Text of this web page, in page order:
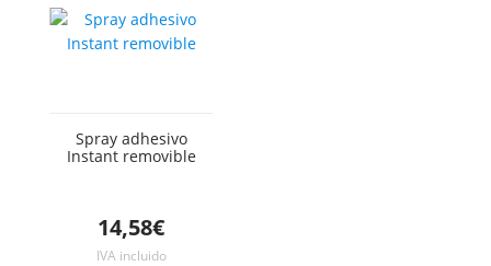
Spray adhesivo
Instant removible
14,58€
IVA incluido